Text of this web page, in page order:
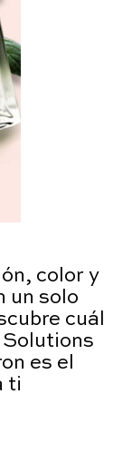
color y
un solo
cuál
Solutions
es el
ti